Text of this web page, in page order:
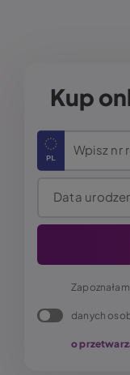
Kup
Wpisz nr
Data
danych
o